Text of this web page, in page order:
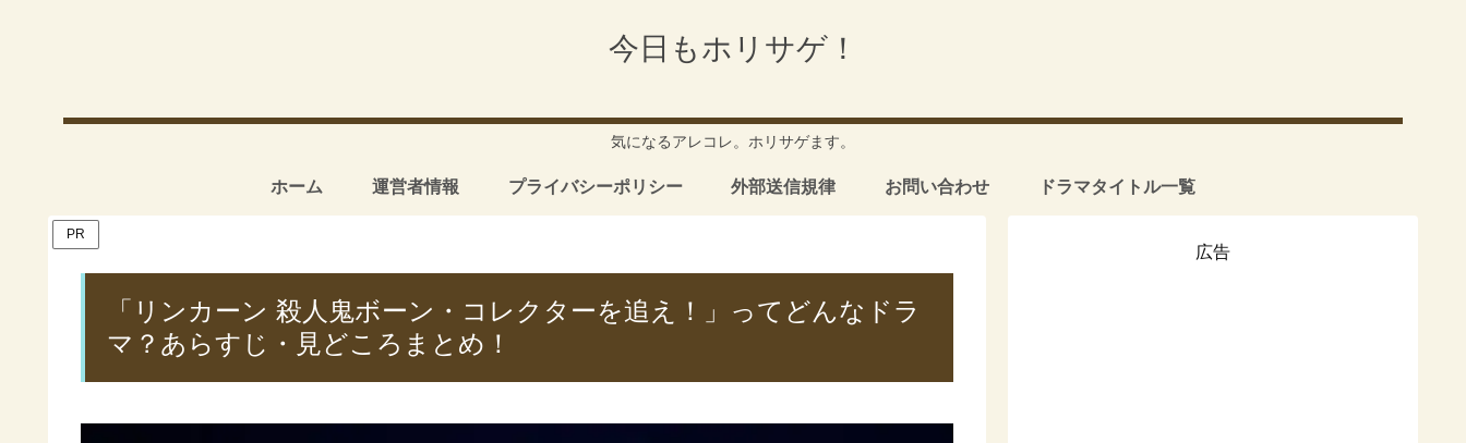
今日もホリサゲ！
気になるアレコレ。ホリサゲます。
ホーム 運営者情報 プライバシーポリシー 外部送信規律 お問い合わせ ドラマタイトル一覧
PR
「リンカーン 殺人鬼ボーン・コレクターを追え！」ってどんなドラ
マ？あらすじ・見どころまとめ！
広告